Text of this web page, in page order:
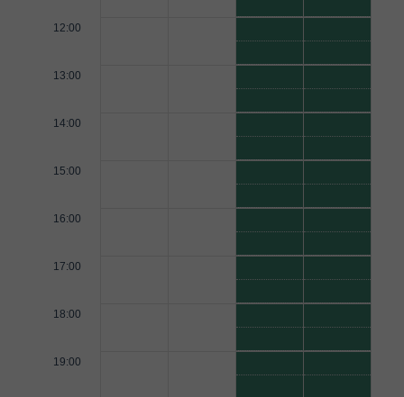
12:00
13:00
14:00
15:00
16:00
17:00
18:00
19:00